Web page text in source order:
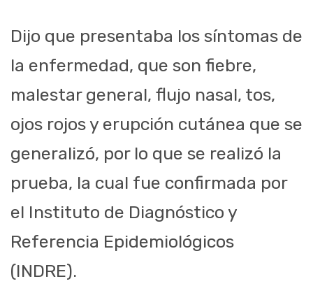
Dijo que presentaba los síntomas de
la enfermedad, que son fiebre,
malestar general, flujo nasal, tos,
ojos rojos y erupción cutánea que se
generalizó, por lo que se realizó la
prueba, la cual fue confirmada por
el Instituto de Diagnóstico y
Referencia Epidemiológicos
(INDRE).